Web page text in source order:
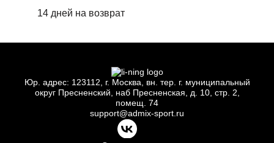
14 дней на возврат
Юр. адрес: 123112, г. Москва, вн. тер. г. муниципальный
округ Пресненский, наб Пресненская, д. 10, стр. 2,
помещ. 74
support@admix-sport.ru